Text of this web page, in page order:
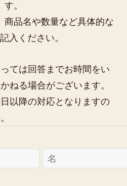
す。
商品名や数量など具体的な
入ください。
ては回答までお時間をい
ねる場合がございます。
以降の対応となりますの